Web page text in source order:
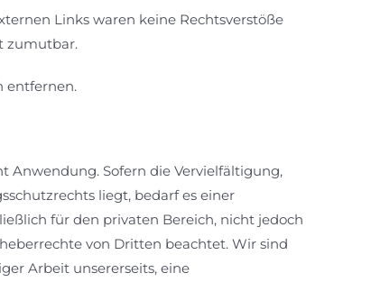
Links waren keine Rechtsverstöße
zumutbar.
entfernen.
Anwendung. Sofern die Vervielfältigung,
liegt, bedarf es einer
für den privaten Bereich, nicht jedoch
von Dritten beachtet. Wir sind
Arbeit unsererseits, eine